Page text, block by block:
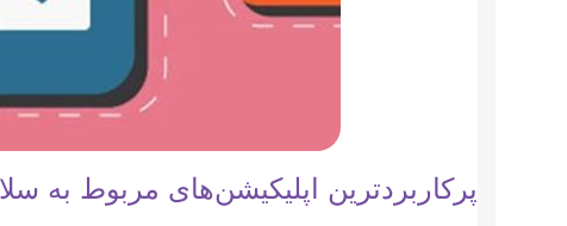
پرکاربردترین اپلیکیشن‌های مربوط به